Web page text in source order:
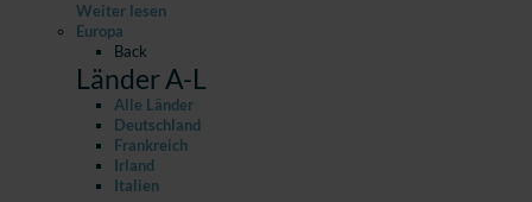
Weiter lesen
Europa
Back
Länder A-L
Alle Länder
Deutschland
Frankreich
Irland
Italien